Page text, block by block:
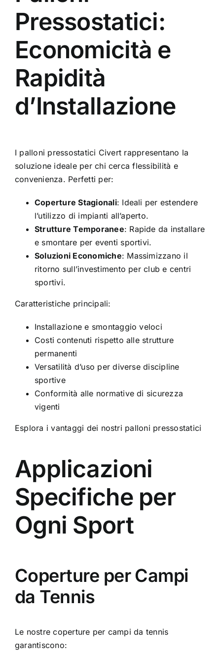
Pressostatici:
Economicità e
Rapidità
d’Installazione
I palloni pressostatici Civert rappresentano la
soluzione ideale per chi cerca flessibilità e
convenienza. Perfetti per:
Coperture Stagionali: Ideali per estendere
l’utilizzo di impianti all’aperto.
Strutture Temporanee: Rapide da installare
e smontare per eventi sportivi.
Soluzioni Economiche: Massimizzano il
ritorno sull’investimento per club e centri
sportivi.
Caratteristiche principali:
Installazione e smontaggio veloci
Costi contenuti rispetto alle strutture
permanenti
Versatilità d’uso per diverse discipline
sportive
Conformità alle normative di sicurezza
vigenti
Esplora i vantaggi dei nostri palloni pressostatici
Applicazioni
Specifiche per
Ogni Sport
Coperture per Campi
da Tennis
Le nostrecoperture per campi da tennis
garantiscono: